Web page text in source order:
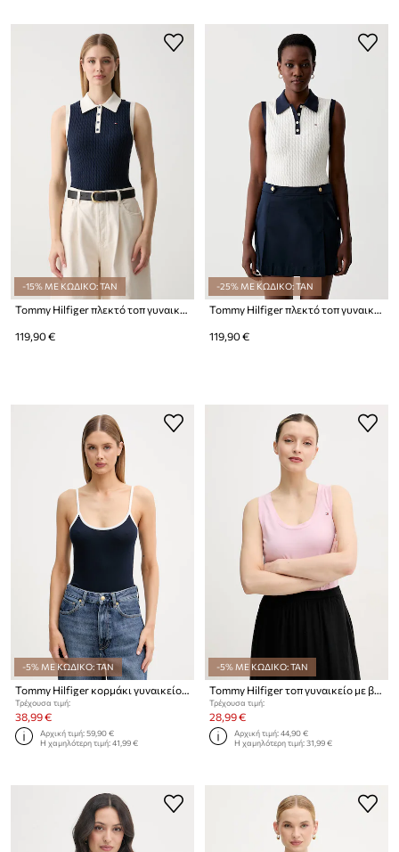
-15% ΜΕ ΚΩΔΙΚΟ: TAN
119,90 €
-25% ΜΕ ΚΩΔΙΚΟ: TAN
119,90 €
-5% ΜΕ ΚΩΔΙΚΟ: TAN
Tommy Hilfiger κορμάκι γυναικείο με βαμβάκι
Τρέχουσα τιμή:
38,99 €
Αρχική τιμή:59,90 €
Η χαμηλότερη τιμή:41,99 €
-5% ΜΕ ΚΩΔΙΚΟ: TAN
Tommy Hilfiger τοπ γυναικείο με βαμβάκι
Τρέχουσα τιμή:
28,99 €
Αρχική τιμή:44,90 €
Η χαμηλότερη τιμή:31,99 €